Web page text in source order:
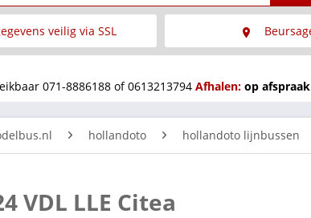
veilig via SSL
071-8886188 of 0613213794 Afhalen: op afspraak
hollandoto hollandoto lijnbussen
VDL LLE Citea